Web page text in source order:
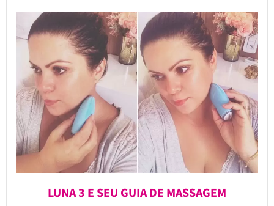
LUNA 3 E SEU GUIA DE MASSAGEM